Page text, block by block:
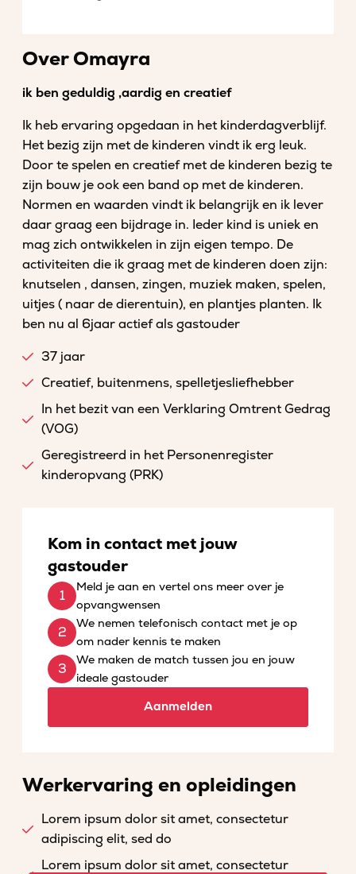
Over Omayra
ik ben geduldig ,aardig en creatief
Ik heb ervaring opgedaan in het kinderdagverblijf.
Het bezig zijn met de kinderen vindt ik erg leuk.
Door te spelen en creatief met de kinderen bezig te
zijn bouw je ook een band op met de kinderen.
Normen en waarden vindt ik belangrijk en ik lever
daar graag een bijdrage in. Ieder kind is uniek en
mag zich ontwikkelen in zijn eigen tempo. De
activiteiten die ik graag met de kinderen doen zijn:
knutselen , dansen, zingen, muziek maken, spelen,
uitjes ( naar de dierentuin), en plantjes planten. Ik
ben nu al 6jaar actief als gastouder
37 jaar
Creatief, buitenmens, spelletjesliefhebber
In het bezit van een Verklaring Omtrent Gedrag
(VOG)
Geregistreerd in het Personenregister
kinderopvang (PRK)
Kom in contact met jouw
gastouder
Meld je aan en vertel ons meer over je
opvangwensen
We nemen telefonisch contact met je op
om nader kennis te maken
We maken de match tussen jou en jouw
ideale gastouder
Aanmelden
Werkervaring en opleidingen
Lorem ipsum dolor sit amet, consectetur
adipiscing elit, sed do
Lorem ipsum dolor sit amet, consectetur